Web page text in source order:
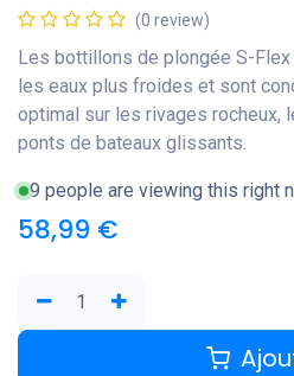
(0 review)
Les bottillons de plongée S-
les eaux plus froides et sont
optimal sur les rivages rocheux,
ponts de bateaux glissants.
9 people are viewing this right
58,99 €